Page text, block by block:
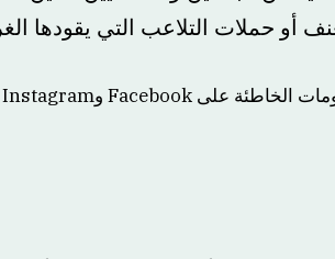
التلاعب التي يقودها الغرباء.